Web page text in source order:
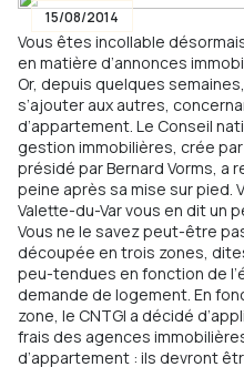
15/08/2014
Vous êtes incollable
en matière d’annonces
Or, depuis quelques
s’ajouter aux autres,
d’appartement. Le Conseil
gestion immobilières, crée
présidé par Bernard Vorms, a
peine après sa mise sur pied.
Valette-du-Var vous en dit un
Vous ne le savez peut-être
découpée en trois zones,
peu-tendues en fonction de
demande de logement. En
zone, le CNTGI a décidé
frais des agences
d’appartement : ils devront